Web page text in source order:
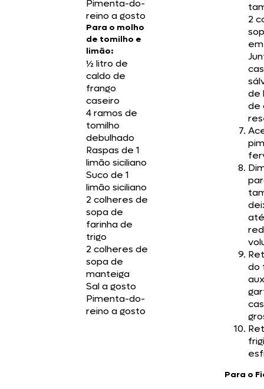
Pimenta-do-
reino a gosto
Para o molho
de tomilho e
limão:
½ litro de
caldo de
frango
caseiro
4 ramos de
tomilho
debulhado
Raspas de 1
limão siciliano
Suco de 1
limão siciliano
2 colheres de
sopa de
farinha de
trigo
2 colheres de
sopa de
manteiga
Sal a gosto
Pimenta-do-
reino a gosto
2
de
de
do
Para o